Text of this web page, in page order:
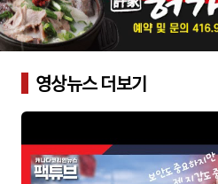
영상뉴스 더보기